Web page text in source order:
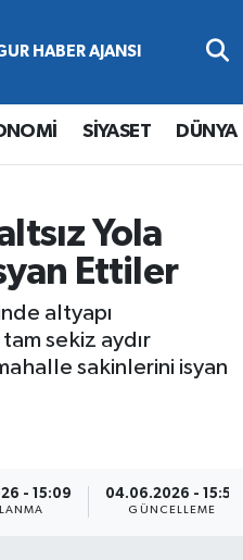
SİYASET DÜNYA
Yola
Ettiler
altyapı
tam sekiz aydır
sakinlerini isyan
- 15:09 04.06.2026 - 15:53
GÜNCELLEME
ve Fikstür